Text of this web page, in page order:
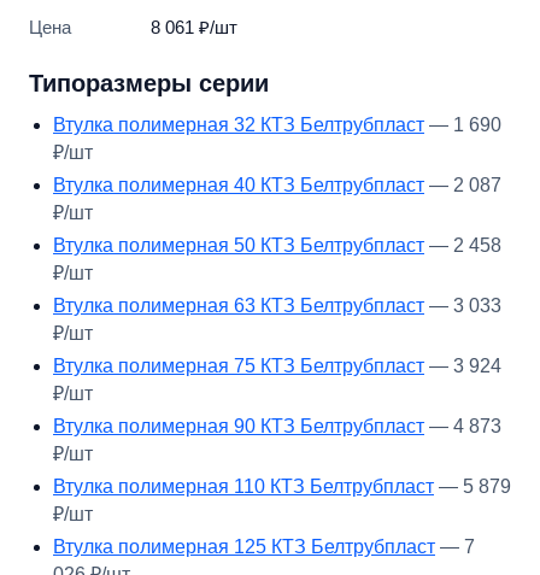
Цена
8 061 ₽/шт
Типоразмеры серии
Втулка полимерная 32 КТЗ Белтрубпласт — 1 690
₽/шт
Втулка полимерная 40 КТЗ Белтрубпласт — 2 087
₽/шт
Втулка полимерная 50 КТЗ Белтрубпласт — 2 458
₽/шт
Втулка полимерная 63 КТЗ Белтрубпласт — 3 033
₽/шт
Втулка полимерная 75 КТЗ Белтрубпласт — 3 924
₽/шт
Втулка полимерная 90 КТЗ Белтрубпласт — 4 873
₽/шт
Втулка полимерная 110 КТЗ Белтрубпласт — 5 879
₽/шт
Втулка полимерная 125 КТЗ Белтрубпласт — 7